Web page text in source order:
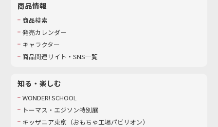
商品情報
商品検索
発売カレンダー
キャラクター
商品関連サイト・SNS一覧
知る・楽しむ
WONDER! SCHOOL
トーマス・エジソン特別展
キッザニア東京（おもちゃ工場パビリオン）​